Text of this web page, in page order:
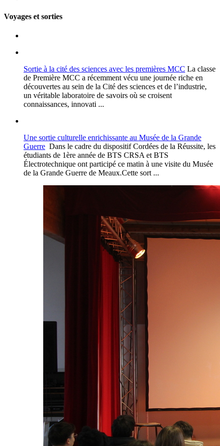
Voyages et sorties
Sortie à la cité des sciences avec les premières MCC La classe
de Première MCC a récemment vécu une journée riche en
découvertes au sein de la Cité des sciences et de l’industrie,
un véritable laboratoire de savoirs où se croisent
connaissances, innovati ...
Une sortie culturelle enrichissante au Musée de la Grande
Guerre Dans le cadre du dispositif Cordées de la Réussite, les
étudiants de 1ère année de BTS CRSA et BTS
Électrotechnique ont participé ce matin à une visite du Musée
de la Grande Guerre de Meaux.Cette sort ...